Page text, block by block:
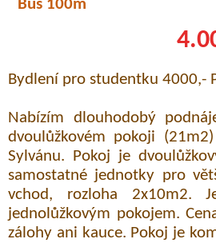
Bus 100m
Bydlení pro studentku 4000,-
Nabízím dlouhodobý
dvoulůžkovém pokoji
Sylvánu. Pokoj je
samostatné jednotky pro
vchod, rozloha 2x10m2.
jednolůžkovým pokojem.
zálohy ani kauce. Pokoj je